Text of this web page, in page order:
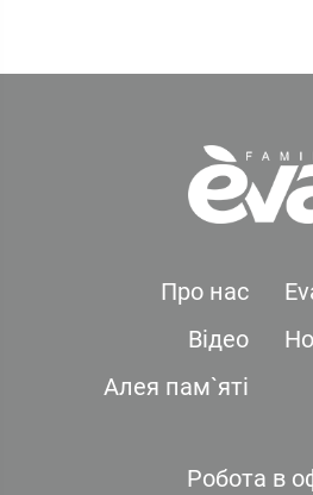
Про нас
Відео
Алея пам`яті
Робота в